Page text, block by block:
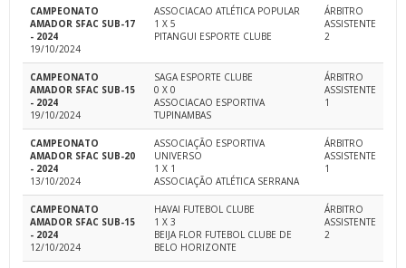
CAMPEONATO
AMADOR SFAC SUB-17
- 2024
19/10/2024
ASSOCIACAO ATLÉTICA POPULAR
1 X 5
PITANGUI ESPORTE CLUBE
ÁRBITRO
ASSISTENTE
2
CAMPEONATO
AMADOR SFAC SUB-15
- 2024
19/10/2024
SAGA ESPORTE CLUBE
0 X 0
ASSOCIACAO ESPORTIVA
TUPINAMBAS
ÁRBITRO
ASSISTENTE
1
CAMPEONATO
AMADOR SFAC SUB-20
- 2024
13/10/2024
ASSOCIAÇÃO ESPORTIVA
UNIVERSO
1 X 1
ASSOCIAÇÃO ATLÉTICA SERRANA
ÁRBITRO
ASSISTENTE
1
CAMPEONATO
AMADOR SFAC SUB-15
- 2024
12/10/2024
HAVAI FUTEBOL CLUBE
1 X 3
BEIJA FLOR FUTEBOL CLUBE DE
BELO HORIZONTE
ÁRBITRO
ASSISTENTE
2